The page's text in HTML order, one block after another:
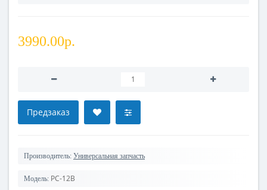
3990.00р.
Предзаказ
Производитель: Универсальная запчасть
Модель: PC-12B